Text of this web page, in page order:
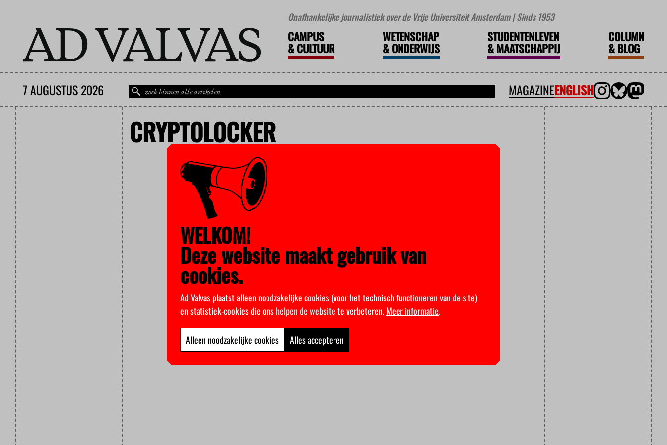
Onafhankelijke journalistiek over de Vrije Universiteit Amsterdam | Sinds 1953
CAMPUS
&CULTUUR
WETENSCHAP
&ONDERWIJS
STUDENTENLEVEN
&MAATSCHAPPIJ
COLUMN
&BLOG
7 AUGUSTUS 2026 MAGAZINEENGLISH
CRYPTOLOCKER
WELKOM!
Deze website maakt gebruik van
cookies.
Ad Valvas plaatst alleen noodzakelijke cookies (voor het technisch functioneren van de site)
en statistiek-cookies die ons helpen de website te verbeteren.Meer informatie.
Alleen noodzakelijke cookies Alles accepteren